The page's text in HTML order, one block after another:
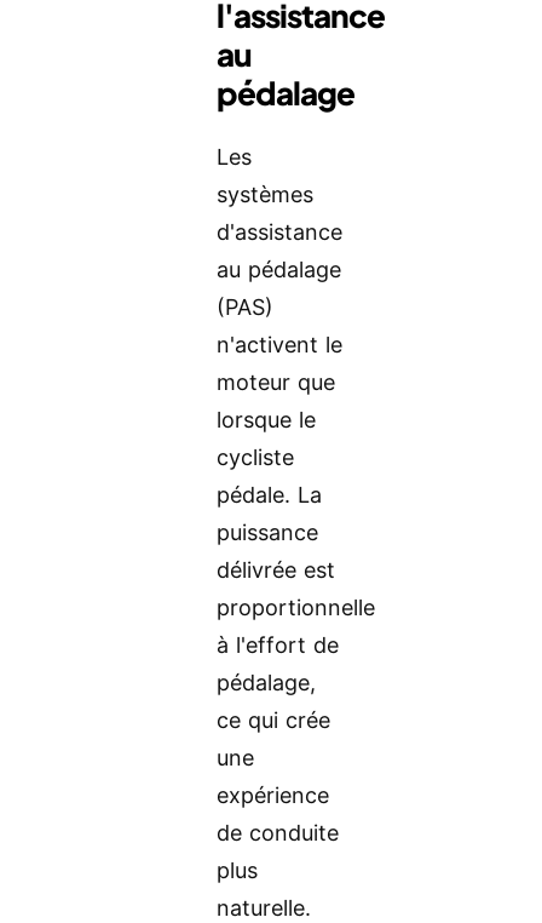
l'assistance
au
pédalage
Les
systèmes
d'assistance
au pédalage
(PAS)
n'activent le
moteur que
lorsque le
cycliste
pédale. La
puissance
délivrée est
proportionnelle
à l'effort de
pédalage,
ce qui crée
une
expérience
de conduite
plus
naturelle.